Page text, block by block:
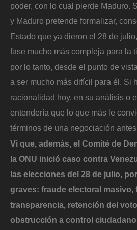
poder, con lo cual pierde Maduro.
y Maduro pretende formalizar,
Estado que ya dieron el 28 de
fase mucho más compleja para la
por lo tanto, desde el punto de
a ser mucho más difícil para él. Si
racionalidad hoy, en su análisis o
entendería que lo que más le
términos de una negociación
Vi que, además, el Comité de
la ONU inició caso contra
las elecciones del 28 de julio,
graves: fraude electoral masivo,
transparencia, retención del
obstrucción a control